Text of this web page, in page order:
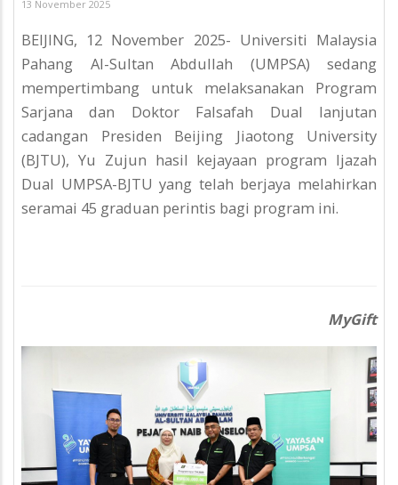
13 November 2025
BEIJING, 12 November 2025- Universiti Malaysia
Pahang Al-Sultan Abdullah (UMPSA) sedang
mempertimbang untuk melaksanakan Program
Sarjana dan Doktor Falsafah Dual lanjutan
cadangan Presiden Beijing Jiaotong University
(BJTU), Yu Zujun hasil kejayaan program Ijazah
Dual UMPSA-BJTU yang telah berjaya melahirkan
seramai 45 graduan perintis bagi program ini.
MyGift